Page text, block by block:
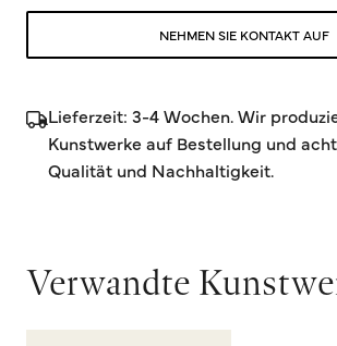
NEHMEN SIE KONTAKT AUF
Lieferzeit: 3-4 Wochen. Wir
Kunstwerke auf Bestellung und
Qualität und Nachhaltigkeit.
Verwandte